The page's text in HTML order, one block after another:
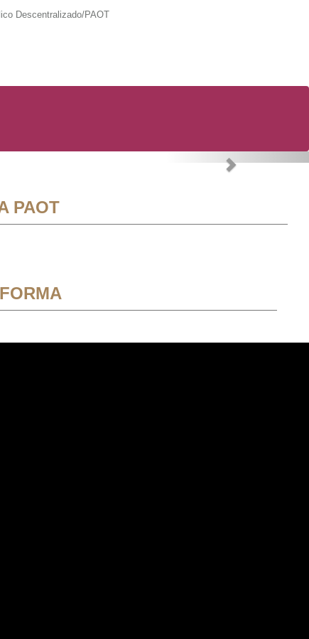
Descentralizado/PAOT
Next
PAOT